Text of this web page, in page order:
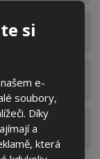
si
e-
soubory,
Díky
a
která